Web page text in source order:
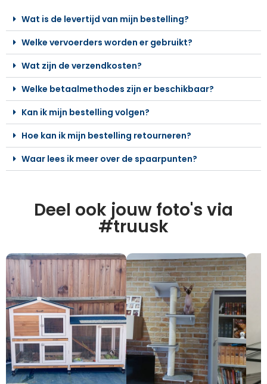
Wat is de levertijd van mijn bestelling?
Welke vervoerders worden er gebruikt?
Wat zijn de verzendkosten?
Welke betaalmethodes zijn er beschikbaar?
Kan ik mijn bestelling volgen?
Hoe kan ik mijn bestelling retourneren?
Waar lees ik meer over de spaarpunten?
Deel ook jouw foto's via
#truusk